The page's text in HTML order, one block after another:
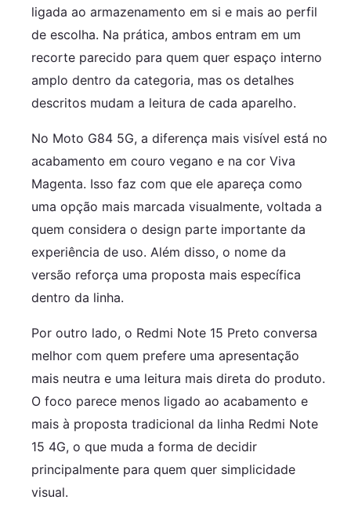
ligada ao armazenamento em si e mais ao perfil
de escolha. Na prática, ambos entram em um
recorte parecido para quem quer espaço interno
amplo dentro da categoria, mas os detalhes
descritos mudam a leitura de cada aparelho.
No Moto G84 5G, a diferença mais visível está no
acabamento em couro vegano e na cor Viva
Magenta. Isso faz com que ele apareça como
uma opção mais marcada visualmente, voltada a
quem considera o design parte importante da
experiência de uso. Além disso, o nome da
versão reforça uma proposta mais específica
dentro da linha.
Por outro lado, o Redmi Note 15 Preto conversa
melhor com quem prefere uma apresentação
mais neutra e uma leitura mais direta do produto.
O foco parece menos ligado ao acabamento e
mais à proposta tradicional da linha Redmi Note
15 4G, o que muda a forma de decidir
principalmente para quem quer simplicidade
visual.